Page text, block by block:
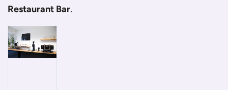
Restaurant Bar.